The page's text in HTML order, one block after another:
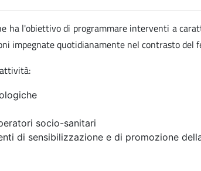
ha l'obiettivo di programmare interventi a
impegnate quotidianamente nel contrasto del
socio-sanitari
di sensibilizzazione e di promozione